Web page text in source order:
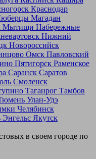
Краснодар
Магадан
Мытищи Набережные
Нижний
Новороссийск
Омск Павловский
Пятигорск Раменское
Саранск Саратов
Смоленск
Таганрог Тамбов
Улан-Удэ
Челябинск
Энгельс Якутск
в своем городе по